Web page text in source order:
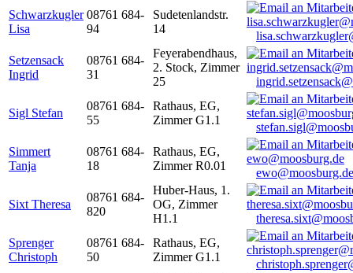
Schwarzkugler
Lisa
08761 684-
94
Sudetenlandstr.
14
Setzensack
Ingrid
08761 684-
31
Feyerabendhaus,
2. Stock, Zimmer
25
Sigl Stefan
08761 684-
55
Rathaus, EG,
Zimmer G1.1
Simmert
Tanja
08761 684-
18
Rathaus, EG,
Zimmer R0.01
ewo@moosburg.de
Sixt Theresa
08761 684-
820
Huber-Haus, 1.
OG, Zimmer
H1.1
Sprenger
Christoph
08761 684-
50
Rathaus, EG,
Zimmer G1.1